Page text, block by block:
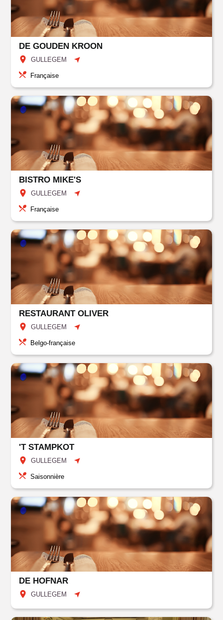
DE GOUDEN KROON
GULLEGEM
Française
BISTRO MIKE'S
GULLEGEM
Française
RESTAURANT OLIVER
GULLEGEM
Belgo-française
'T STAMPKOT
GULLEGEM
Saisonnière
DE HOFNAR
GULLEGEM